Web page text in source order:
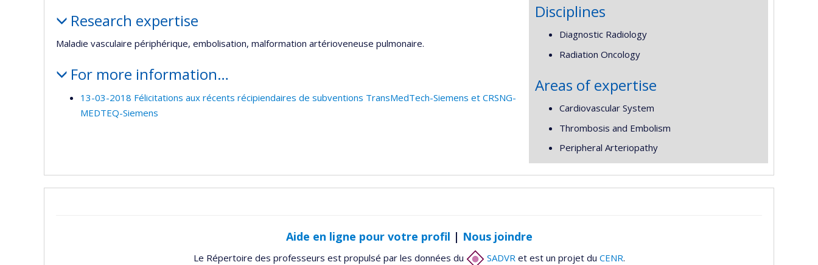
Research expertise
Maladie vasculaire périphérique, embolisation, malformation artérioveneuse pulmonaire.
For more information…
13-03-2018 Félicitations aux récents récipiendaires de subventions TransMedTech-Siemens et CRSNG-
MEDTEQ-Siemens
Disciplines
Diagnostic Radiology
Radiation Oncology
Areas of expertise
Cardiovascular System
Thrombosis and Embolism
Peripheral Arteriopathy
Aide en ligne pour votre profil | Nous joindre
Le Répertoire des professeurs est propulsé par les données du SADVRet est un projet du CENR.